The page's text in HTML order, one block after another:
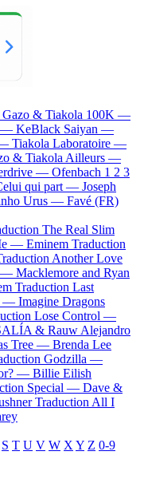
Gazo & Tiakola 100K —
— KeBlack Saiyan —
Tiakola Laboratoire —
& Tiakola Ailleurs —
— Ofenbach 1 2 3
qui part — Joseph
Urus — Favé (FR)
The Real Slim
— Eminem Traduction
Another Love
— Macklemore and Ryan
Traduction Last
— Imagine Dragons
Lose Control —
& Rauw Alejandro
Tree — Brenda Lee
Godzilla —
— Billie Eilish
Special — Dave &
Traduction All I
S T U V W X Y Z 0-9